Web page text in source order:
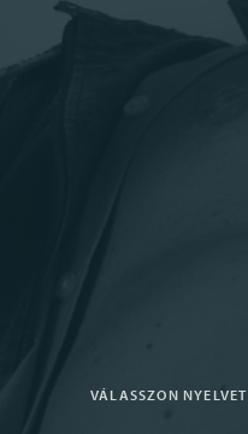
VÁLASSZON NYELVET